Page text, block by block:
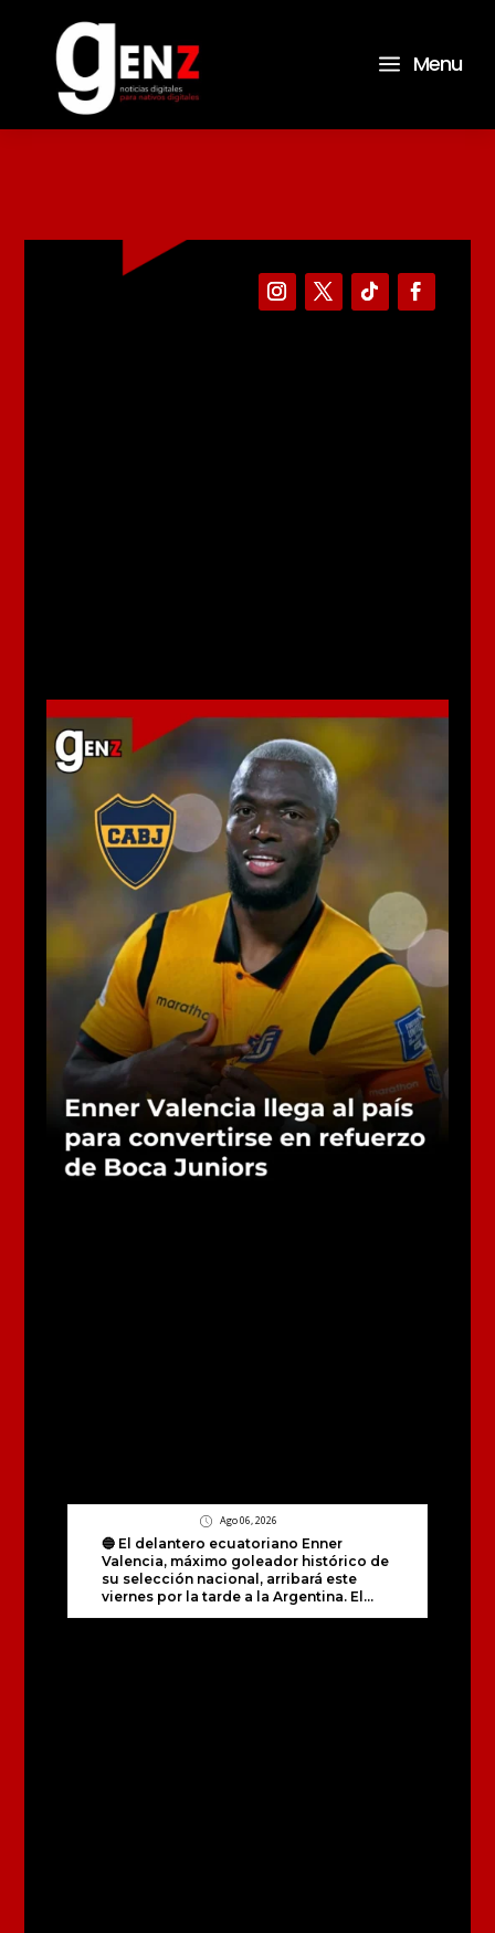
a Menu
Ago 06, 2026
🔵 El delantero ecuatoriano Enner
Valencia, máximo goleador histórico de
su selección nacional, arribará este
viernes por la tarde a la Argentina. El...